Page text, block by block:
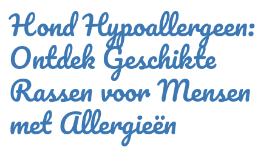
Hond Hypoallergeen:
Ontdek Geschikte
Rassen voor Mensen
met Allergieën